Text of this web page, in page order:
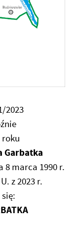
2023
roku
Garbatka
8 marca 1990 r.
z 2023 r.